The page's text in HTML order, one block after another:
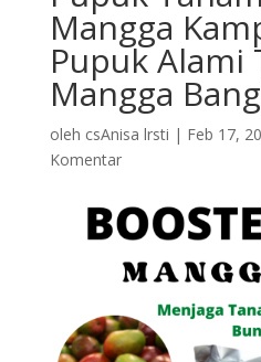
Mangga
Pupuk Alami
Mangga
oleh csAnisa lrsti | Feb 17,
Komentar